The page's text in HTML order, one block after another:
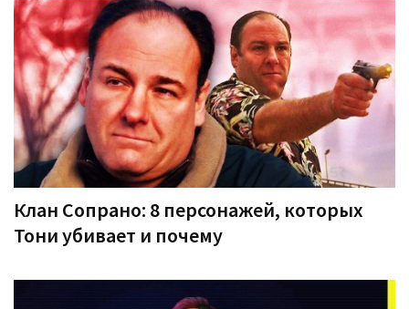
Клан Сопрано: 8 персонажей, которых
Тони убивает и почему